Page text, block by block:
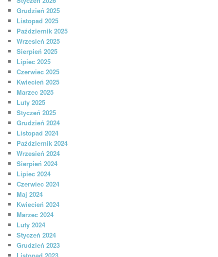
Grudzień 2025
Listopad 2025
Październik 2025
Wrzesień 2025
Sierpień 2025
Lipiec 2025
Czerwiec 2025
Kwiecień 2025
Marzec 2025
Luty 2025
Styczeń 2025
Grudzień 2024
Listopad 2024
Październik 2024
Wrzesień 2024
Sierpień 2024
Lipiec 2024
Czerwiec 2024
Maj 2024
Kwiecień 2024
Marzec 2024
Luty 2024
Styczeń 2024
Grudzień 2023